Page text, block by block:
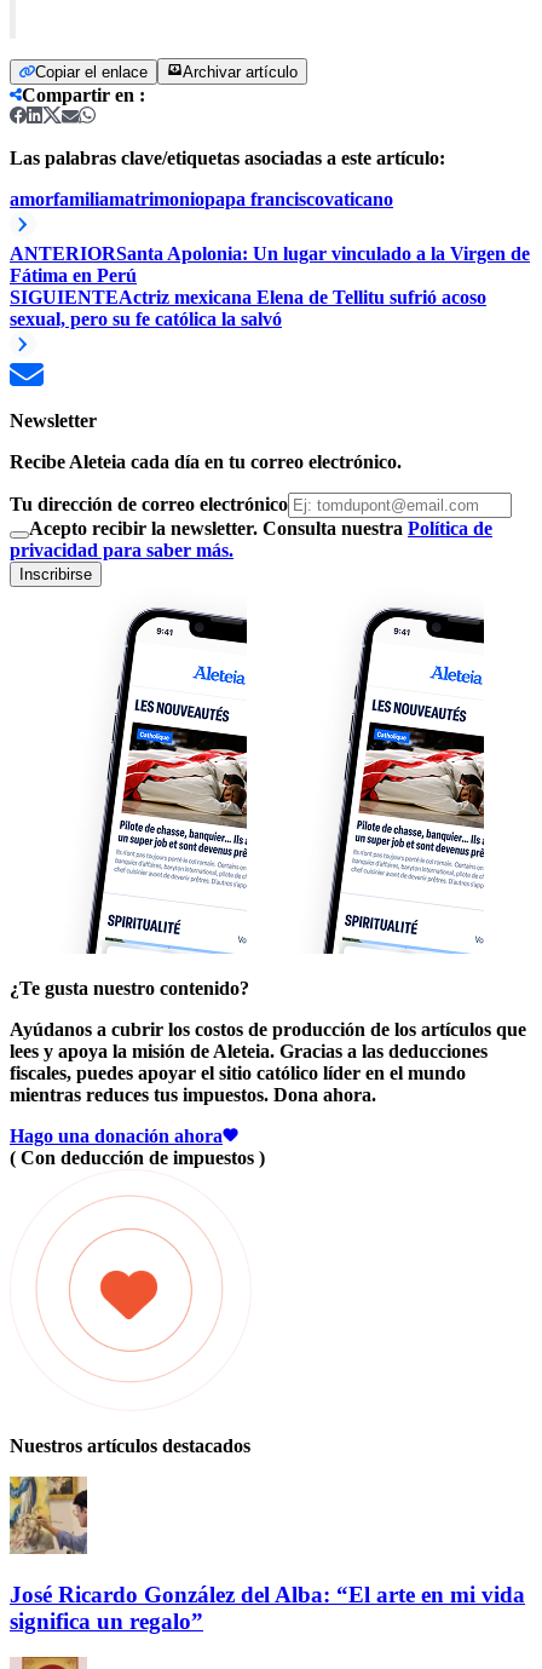
Copiar el enlace Archivar artículo
Compartir en :
Las palabras clave/etiquetas asociadas a este artículo:
amorfamiliamatrimoniopapa franciscovaticano
ANTERIORSanta Apolonia: Un lugar vinculado a la Virgen de
Fátima en Perú
SIGUIENTEActriz mexicana Elena de Tellitu sufrió acoso
sexual, pero su fe católica la salvó
Newsletter
Recibe Aleteia cada día en tu correo electrónico.
Tu dirección de correo electrónico
Acepto recibir la newsletter. Consulta nuestra Política de
privacidad para saber más.
Inscribirse
¿Te gusta nuestro contenido?
Ayúdanos a cubrir los costos de producción de los artículos que
lees y apoya la misión de Aleteia. Gracias a las deducciones
fiscales, puedes apoyar el sitio católico líder en el mundo
mientras reduces tus impuestos. Dona ahora.
Hago una donación ahora
( Con deducción de impuestos )
Nuestros artículos destacados
José Ricardo González del Alba: “El arte en mi vida
significa un regalo”